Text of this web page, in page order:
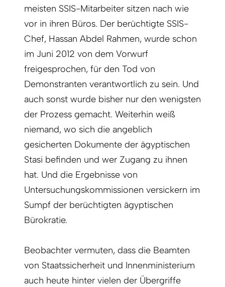
meisten SSIS-Mitarbeiter ­sitzen nach wie
vor in ihren Büros. Der berüchtigte SSIS-
Chef, Hassan Abdel Rahmen, wurde schon
im Juni 2012 von dem Vorwurf
freigesprochen, für den Tod von
Demonstranten verantwortlich zu sein. Und
auch sonst wurde bisher nur den wenigsten
der Prozess gemacht. Weiterhin weiß
niemand, wo sich die angeblich
gesicherten Dokumente der ägyptischen
Stasi befinden und wer Zugang zu ihnen
hat. Und die Ergebnisse von
Untersuchungskommissionen versickern im
Sumpf der berüchtigten ägyptischen
Bürokratie.
Beobachter vermuten, dass die Beamten
von Staatssicherheit und Innenministerium
auch heute hinter vielen der Übergriffe